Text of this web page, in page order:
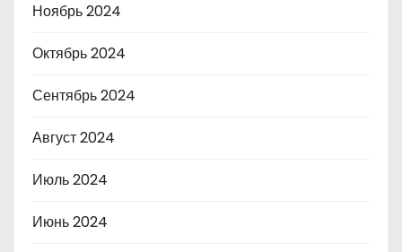
Ноябрь 2024
Октябрь 2024
Сентябрь 2024
Август 2024
Июль 2024
Июнь 2024